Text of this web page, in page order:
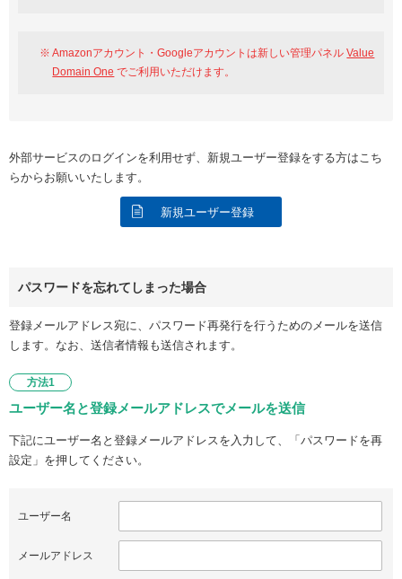
Amazonアカウント・Googleアカウントは新しい管理パネルValue
Domain One でご利用いただけます。
外部サービスのログインを利用せず、新規ユーザー登録をする方はこち
らからお願いいたします。
新規ユーザー登録
パスワードを忘れてしまった場合
登録メールアドレス宛に、パスワード再発行を行うためのメールを送信
します。なお、送信者情報も送信されます。
方法1
ユーザー名と登録メールアドレスでメールを送信
下記にユーザー名と登録メールアドレスを入力して、「パスワードを再
設定」を押してください。
ユーザー名
メールアドレス